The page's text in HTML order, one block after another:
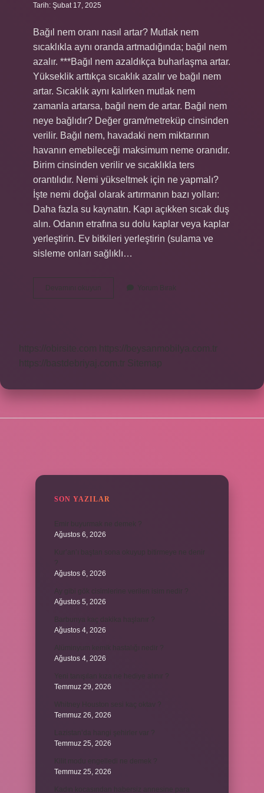
Tarih: Şubat 17, 2025
Bağıl nem oranı nasıl artar? Mutlak nem
sıcaklıkla aynı oranda artmadığında; bağıl nem
azalır. ***Bağıl nem azaldıkça buharlaşma artar.
Yükseklik arttıkça sıcaklık azalır ve bağıl nem
artar. Sıcaklık aynı kalırken mutlak nem
zamanla artarsa, bağıl nem de artar. Bağıl nem
neye bağlıdır? Değer gram/metreküp cinsinden
verilir. Bağıl nem, havadaki nem miktarının
havanın emebileceği maksimum neme oranıdır.
Birim cinsinden verilir ve sıcaklıkla ters
orantılıdır. Nemi yükseltmek için ne yapmalı?
İşte nemi doğal olarak artırmanın bazı yolları:
Daha fazla su kaynatın. Kapı açıkken sıcak duş
alın. Odanın etrafına su dolu kaplar veya kaplar
yerleştirin. Ev bitkileri yerleştirin (sulama ve
sisleme onları sağlıklı…
Devamını okuyun
Nem
Yorum Bırak
https://obirsite.com
https://beysanmobilya.com.tr
https://bastdebriyaj.com.tr Sitemap
SON YAZILAR
Ağustos 6, 2026
Kur’an’ı baştan sona okuyup bitirmeye ne denir
Ağustos 6, 2026
Ağustos 5, 2026
Ağustos 4, 2026
Ağustos 4, 2026
Temmuz 29, 2026
Temmuz 26, 2026
Temmuz 25, 2026
Temmuz 25, 2026